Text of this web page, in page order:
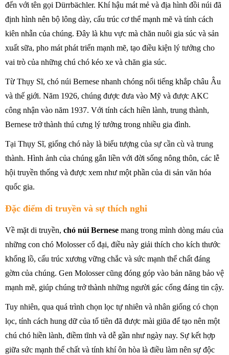
đến với tên gọi Dürrbächler. Khí hậu mát mẻ và địa hình đồi núi đã
định hình nên bộ lông dày, cấu trúc cơ thể mạnh mẽ và tính cách
kiên nhẫn của chúng. Đây là khu vực mà chăn nuôi gia súc và sản
xuất sữa, pho mát phát triển mạnh mẽ, tạo điều kiện lý tưởng cho
vai trò của những chú chó kéo xe và chăn gia súc.
Từ Thụy Sĩ, chó núi Bernese nhanh chóng nổi tiếng khắp châu Âu
và thế giới. Năm 1926, chúng được đưa vào Mỹ và được AKC
công nhận vào năm 1937. Với tính cách hiền lành, trung thành,
Bernese trở thành thú cưng lý tưởng trong nhiều gia đình.
Tại Thụy Sĩ, giống chó này là biểu tượng của sự cần cù và trung
thành. Hình ảnh của chúng gắn liền với đời sống nông thôn, các lễ
hội truyền thống và được xem như một phần của di sản văn hóa
quốc gia.
Đặc điểm di truyền và sự thích nghi
Về mặt di truyền, chó núi Bernese mang trong mình dòng máu của
những con chó Molosser cổ đại, điều này giải thích cho kích thước
khổng lồ, cấu trúc xương vững chắc và sức mạnh thể chất đáng
gờm của chúng. Gen Molosser cũng đóng góp vào bản năng bảo vệ
mạnh mẽ, giúp chúng trở thành những người gác cổng đáng tin cậy.
Tuy nhiên, qua quá trình chọn lọc tự nhiên và nhân giống có chọn
lọc, tính cách hung dữ của tổ tiên đã được mài giũa để tạo nên một
chú chó hiền lành, điềm tĩnh và dễ gần như ngày nay. Sự kết hợp
giữa sức mạnh thể chất và tính khí ôn hòa là điều làm nên sự độc